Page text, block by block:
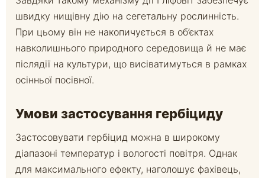
швидку нищівну дію на сегетальну рослинність.
При цьому він не накопичується в об’єктах
навколишнього природного середовища й не має
післядії на культури, що висіватимуться в рамках
осінньої посівної.
Умови застосування гербіциду
Застосовувати гербіцид можна в широкому
діапазоні температур і вологості повітря. Однак
для максимального ефекту, наголошує фахівець,